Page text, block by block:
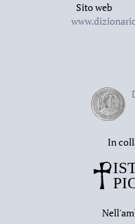
Sito web
In